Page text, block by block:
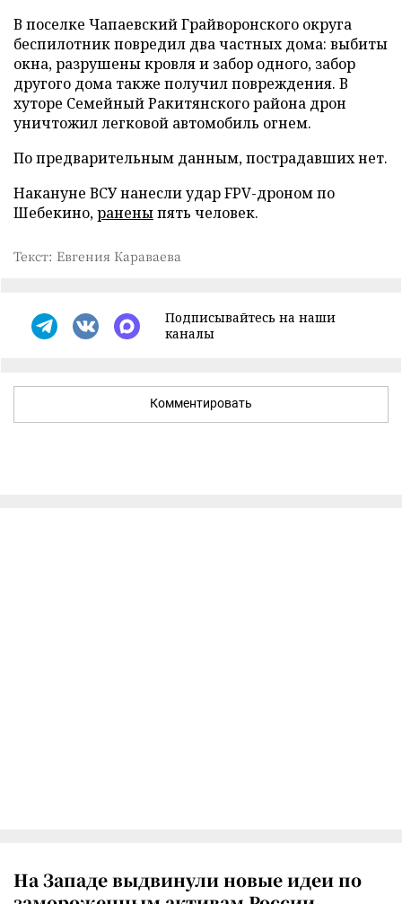
В поселке Чапаевский Грайворонского округа
беспилотник повредил два частных дома: выбиты
окна, разрушены кровля и забор одного, забор
другого дома также получил повреждения. В
хуторе Семейный Ракитянского района дрон
уничтожил легковой автомобиль огнем.
По предварительным данным, пострадавших нет.
Накануне ВСУ нанесли удар FPV-дроном по
Шебекино,раненыпять человек.
Текст: Евгения Караваева
Подписывайтесь на наши
каналы
Комментировать
На Западе выдвинули новые идеи по